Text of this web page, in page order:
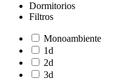
Dormitorios
Filtros
Monoambiente
1d
2d
3d